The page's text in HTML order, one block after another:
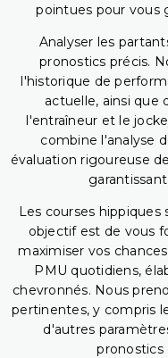
pointues pour vous
Analyser les
pronostics précis.
l'historique de
actuelle, ainsi que
l'entraîneur et le
combine l'analyse
évaluation rigoureuse
Les courses
objectif est de vous
maximiser vos
PMU quotidiens,
chevronnés. Nous
pertinentes, y compris
d'autres
pronostics